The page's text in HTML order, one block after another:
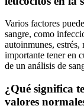
Varios factores
sangre, como
autoinmunes,
importante tener en
de un análisis de
¿Qué significa
valores